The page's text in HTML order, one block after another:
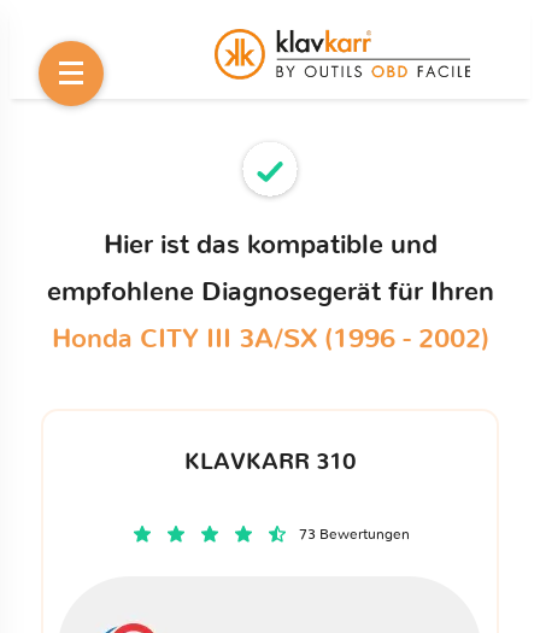
Hier ist das kompatible und
empfohlene Diagnosegerät für Ihren
Honda CITY III 3A/SX (1996 - 2002)
KLAVKARR 310
73 Bewertungen